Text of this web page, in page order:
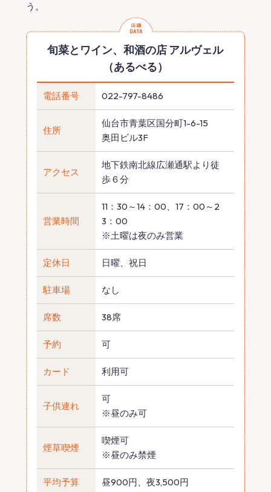
う。
旬菜とワイン、和酒の店 アルヴェル
（あるべる）
電話番号 022-797-8486
住所
仙台市青葉区国分町1-6-15
奥田ビル3F
アクセス
地下鉄南北線広瀬通駅より徒
歩６分
営業時間
11：30～14：00、17：00～2
3：00
※土曜は夜のみ営業
定休日 日曜、祝日
駐車場 なし
席数 38席
予約 可
カード 利用可
子供連れ
可
※昼のみ可
煙草喫煙
喫煙可
※昼のみ禁煙
平均予算 昼900円、夜3,500円